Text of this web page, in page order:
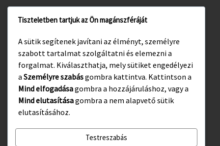
www.visitgyula.com
www.gyulakult.hu
Facebook Instagram
Tiszteletben tartjuk az Ön magánszféráját
A sütik segítenek javítani az élményt, személyre
szabott tartalmat szolgáltatni és elemezni a
forgalmat. Kiválaszthatja, mely sütiket engedélyezi
a Személyre szabásgombra kattintva. Kattintson a
Mind elfogadásagombra a hozzájáruláshoz, vagy a
Mind elutasításagombra a nem alapvető sütik
elutasításához.
Testreszabás